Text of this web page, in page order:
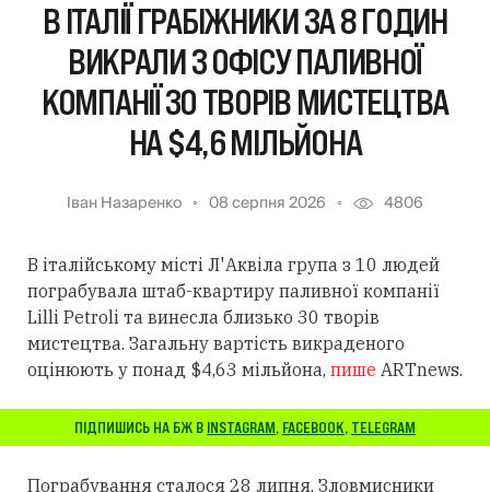
В ІТАЛІЇ ГРАБІЖНИКИ ЗА 8 ГОДИН
ВИКРАЛИ З ОФІСУ ПАЛИВНОЇ
КОМПАНІЇ 30 ТВОРІВ МИСТЕЦТВА
НА $4,6 МІЛЬЙОНА
Іван Назаренко 08 серпня 2026 4806
В італійському місті Л'Аквіла група з 10 людей
пограбувала штаб-квартиру паливної компанії
Lilli Petroli та винесла близько 30 творів
мистецтва. Загальну вартість викраденого
оцінюють у понад $4,63 мільйона, пише ARTnews.
ПІДПИШИСЬ НА БЖ В INSTAGRAM, FACEBOOK, TELEGRAM
Пограбування сталося 28 липня. Зловмисники